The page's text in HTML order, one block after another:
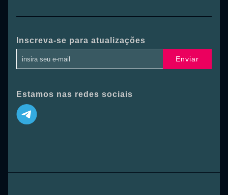
Inscreva-se para atualizações
Enviar
Estamos nas redes sociais